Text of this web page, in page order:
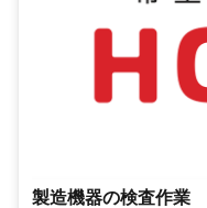
製造機器の検査作業